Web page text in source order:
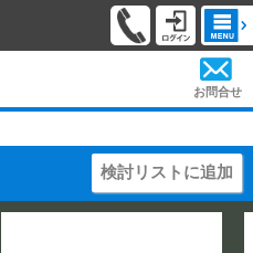
お問合せ
検討リストに追加